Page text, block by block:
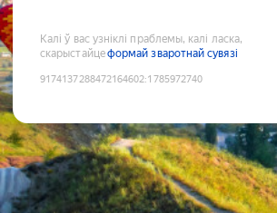
Калі ў вас узніклі праблемы, калі ласка,
скарыстайцеформай зваротнай сувязі
9174137288472164602:1785972740